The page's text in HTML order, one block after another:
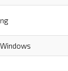
Windows